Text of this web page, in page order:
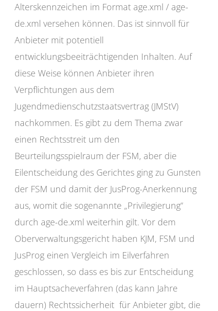
Alterskennzeichen im Format age.xml / age-
de.xml versehen können. Das ist sinnvoll für
Anbieter mit potentiell
entwicklungsbeeiträchtigenden Inhalten. Auf
diese Weise können Anbieter ihren
Verpflichtungen aus dem
Jugendmedienschutzstaatsvertrag (JMStV)
nachkommen. Es gibt zu dem Thema zwar
einen Rechtsstreit um den
Beurteilungsspielraum der FSM, aber die
Eilentscheidung des Gerichtes ging zu Gunsten
der FSM und damit der JusProg-Anerkennung
aus, womit die sogenannte „Privilegierung“
durch age-de.xml weiterhin gilt. Vor dem
Oberverwaltungsgericht haben KJM, FSM und
JusProg einen Vergleich im Eilverfahren
geschlossen, so dass es bis zur Entscheidung
im Hauptsacheverfahren (das kann Jahre
dauern) Rechtssicherheit für Anbieter gibt, die